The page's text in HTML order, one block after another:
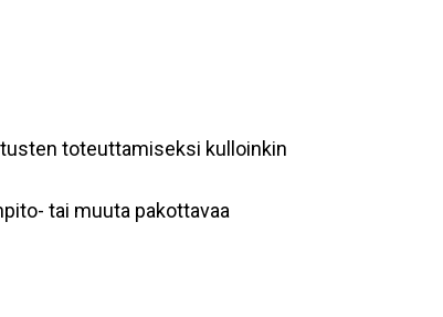
toteuttamiseksi kulloinkin
tai muuta pakottavaa